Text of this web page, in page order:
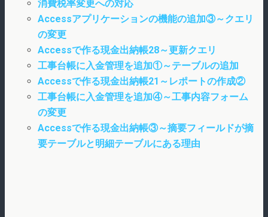
消費税率変更への対応
Accessアプリケーションの機能の追加③～クエリ
の変更
Accessで作る現金出納帳28～更新クエリ
工事台帳に入金管理を追加①～テーブルの追加
Accessで作る現金出納帳21～レポートの作成②
工事台帳に入金管理を追加④～工事内容フォーム
の変更
Accessで作る現金出納帳③～摘要フィールドが摘
要テーブルと明細テーブルにある理由